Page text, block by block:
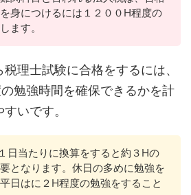
身につけるには１２００H程度の
ます。
理士試験に合格をするには、
勉強時間を確保できるかを計
いです。
日当たりに換算をすると約３Hの
となります。休日の多めに勉強を
日はに２H程度の勉強をすること